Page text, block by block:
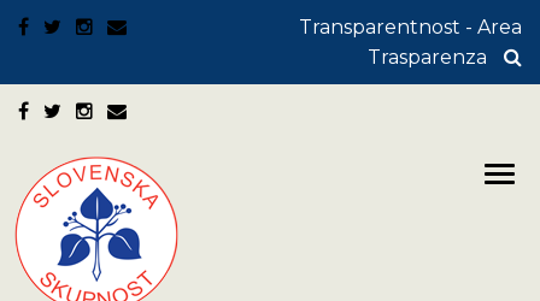
Transparentnost - Area
Trasparenza